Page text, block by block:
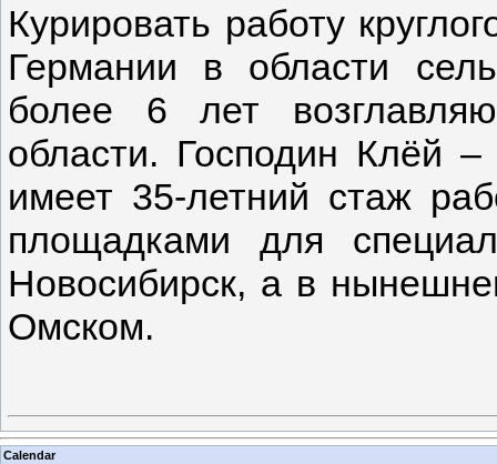
Курировать работу
Германии в области
более 6 лет
области. Господин Клёй
имеет 35-летний стаж
площадками для
Новосибирск, а в
Омском.
Calendar